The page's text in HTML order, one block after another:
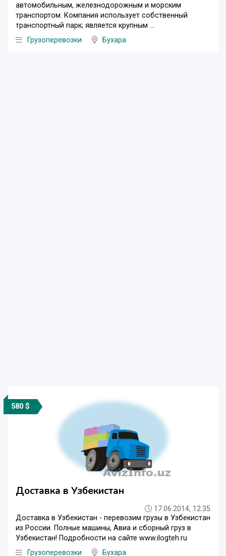
автомобильным, железнодорожным и морским
транспортом. Компания использует собственный
транспортный парк; является крупным ...
Грузоперевозки
Бухара
580 $
Доставка в Узбекистан
17.06.2014, 12:35
Доставка в Узбекистан - перевозим грузы в Узбекистан
из России. Полные машины, Авиа и сборный груз в
Узбекистан! Подробности на сайте www.ilogteh.ru
Грузоперевозки
Бухара